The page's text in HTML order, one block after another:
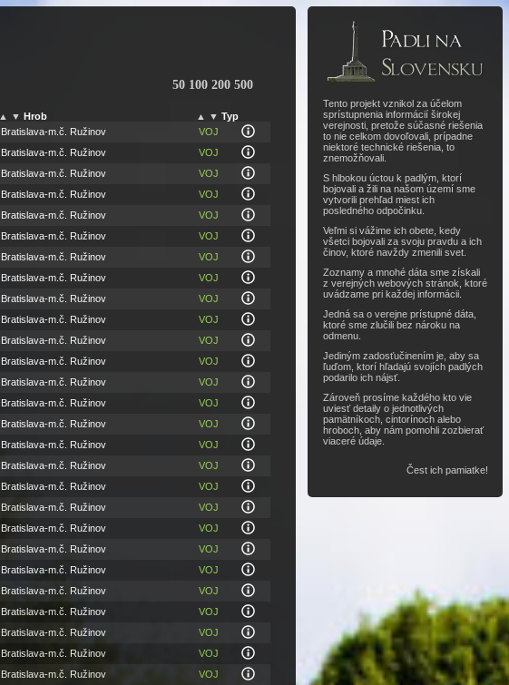
50 100 200 500
▲ ▼ Hrob ▲ ▼ Typ
Bratislava-m.č. Ružinov
VOJ
Bratislava-m.č. Ružinov
VOJ
Bratislava-m.č. Ružinov
VOJ
Bratislava-m.č. Ružinov
VOJ
Bratislava-m.č. Ružinov
VOJ
Bratislava-m.č. Ružinov
VOJ
Bratislava-m.č. Ružinov
VOJ
Bratislava-m.č. Ružinov
VOJ
Bratislava-m.č. Ružinov
VOJ
Bratislava-m.č. Ružinov
VOJ
Bratislava-m.č. Ružinov
VOJ
Bratislava-m.č. Ružinov
VOJ
Bratislava-m.č. Ružinov
VOJ
Bratislava-m.č. Ružinov
VOJ
Bratislava-m.č. Ružinov
VOJ
Bratislava-m.č. Ružinov
VOJ
Bratislava-m.č. Ružinov
VOJ
Bratislava-m.č. Ružinov
VOJ
Bratislava-m.č. Ružinov
VOJ
Bratislava-m.č. Ružinov
VOJ
Bratislava-m.č. Ružinov
VOJ
Bratislava-m.č. Ružinov
VOJ
Bratislava-m.č. Ružinov
VOJ
Bratislava-m.č. Ružinov
VOJ
Bratislava-m.č. Ružinov
VOJ
Bratislava-m.č. Ružinov
VOJ
Bratislava-m.č. Ružinov
VOJ
Tento projekt vznikol za účelom
sprístupnenia informácií širokej
verejnosti, pretože súčasné riešenia
to nie celkom dovoľovali, prípadne
niektoré technické riešenia, to
znemožňovali.
S hlbokou úctou k padlým, ktorí
bojovali a žili na našom území sme
vytvorili prehľad miest ich
posledného odpočinku.
Veľmi si vážime ich obete, kedy
všetci bojovali za svoju pravdu a ich
činov, ktoré navždy zmenili svet.
Zoznamy a mnohé dáta sme získali
z verejných webových stránok, ktoré
uvádzame pri každej informácii.
Jedná sa o verejne prístupné dáta,
ktoré sme zlučili bez nároku na
odmenu.
Jediným zadosťučinením je, aby sa
ľuďom, ktorí hľadajú svojích padlých
podarilo ich nájsť.
Zároveň prosíme každého kto vie
uviesť detaily o jednotlivých
pamätníkoch, cintorínoch alebo
hroboch, aby nám pomohli zozbierať
viaceré údaje.
Čest ich pamiatke!